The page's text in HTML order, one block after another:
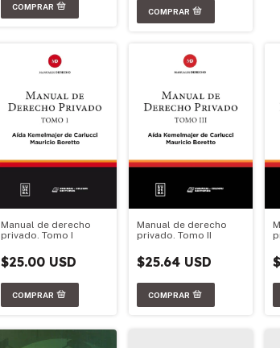
Manual de derecho
privado. Tomo I
$25.00 USD
Manual de derecho
privado. Tomo II
$25.64 USD